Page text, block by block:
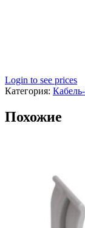
Login to see prices
Категория:
Похожие